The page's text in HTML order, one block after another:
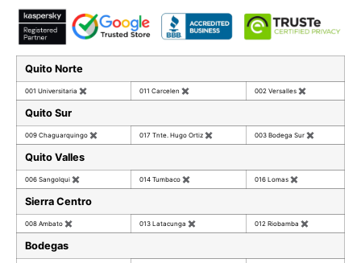
Quito Norte
001 Universitaria ✖ 011 Carcelen ✖ 002 Versalles ✖
Quito Sur
009 Chaguarquingo ✖ 017 Tnte. Hugo Ortiz ✖ 003 Bodega Sur ✖
Quito Valles
006 Sangolqui ✖ 014 Tumbaco ✖ 016 Lomas ✖
Sierra Centro
008 Ambato ✖ 013 Latacunga ✖ 012 Riobamba ✖
Bodegas